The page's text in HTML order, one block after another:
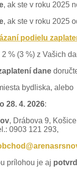
, ak ste v roku 2025
, ak ste v roku 2025
podielu
% (3 %) z Vašich
dane
bydliska, alebo
28. 4. 2026:
, Drábova 9,
0903 121 293,
prílohou je aj